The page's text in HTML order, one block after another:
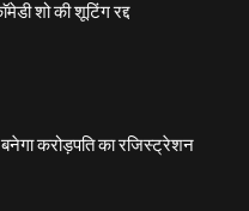
शो की शूटिंग रद्द
करोड़पति का रजिस्ट्रेशन